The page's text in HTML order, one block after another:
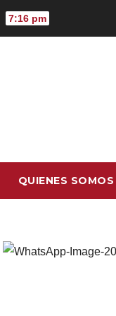
7:16 pm
QUIENES SOMOS